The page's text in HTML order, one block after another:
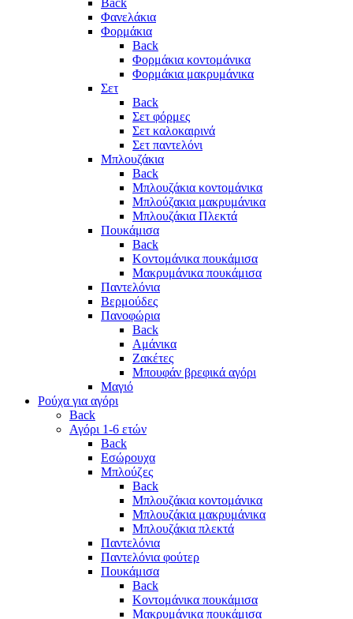
Back
Φανελάκια
Φορμάκια
Back
Φορμάκια κοντομάνικα
Φορμάκια μακρυμάνικα
Σετ
Back
Σετ φόρμες
Σετ καλοκαιρινά
Σετ παντελόνι
Μπλουζάκια
Back
Μπλουζάκια κοντομάνικα
Μπλούζακια μακρυμάνικα
Μπλουζάκια Πλεκτά
Πουκάμισα
Back
Κοντομάνικα πουκάμισα
Μακρυμάνικα πουκάμισα
Παντελόνια
Βερμούδες
Πανοφώρια
Back
Αμάνικα
Ζακέτες
Μπουφάν βρεφικά αγόρι
Μαγιό
Ρούχα για αγόρι
Back
Αγόρι 1-6 ετών
Back
Εσώρουχα
Μπλούζες
Back
Μπλουζάκια κοντομάνικα
Μπλουζάκια μακρυμάνικα
Μπλουζάκια πλεκτά
Παντελόνια
Παντελόνια φούτερ
Πουκάμισα
Back
Κοντομάνικα πουκάμισα
Μακρυμάνικα πουκάμισα